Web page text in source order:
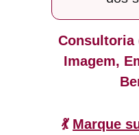
Consultoria
Imagem,
💃 Marque